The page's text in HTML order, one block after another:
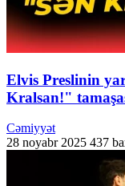
Elvis Preslinin
Kralsan!"
Cəmiyyət
28 noyabr 2025 437